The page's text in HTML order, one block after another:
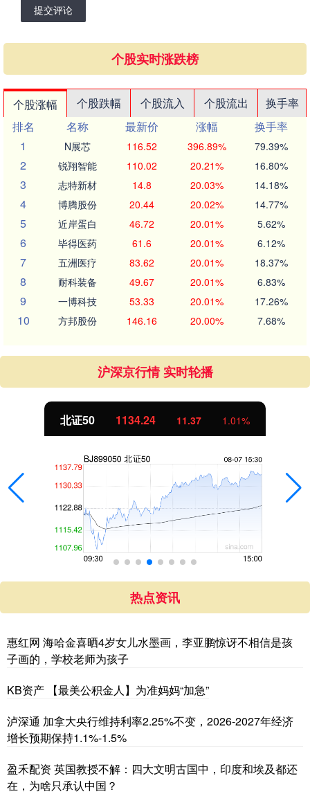
提交评论
个股实时涨跌榜
个股涨幅 个股跌幅 个股流入 个股流出
换手率
排名
名称 最新价 涨幅
换手率
1
N展芯 116.52 396.89% 79.39%
2 锐翔智能 110.02 20.21% 16.80%
3 志特新材 14.8 20.03% 14.18%
4 博腾股份 20.44 20.02% 14.77%
5 近岸蛋白 46.72 20.01% 5.62%
6 毕得医药 61.6 20.01% 6.12%
7 五洲医疗 83.62 20.01% 18.37%
8 耐科装备 49.67 20.01% 6.83%
9 一博科技 53.33 20.01% 17.26%
10 方邦股份 146.16 20.00% 7.68%
沪深京行情 实时轮播
北证50 1134.24 11.37 1.01%
热点资讯
惠红网 海哈金喜晒4岁女儿水墨画，李亚鹏惊讶不相信是孩
子画的，学校老师为孩子
KB资产 【最美公积金人】为准妈妈“加急”
泸深通 加拿大央行维持利率2.25%不变，2026-2027年经济
增长预期保持1.1%-1.5%
盈禾配资 英国教授不解：四大文明古国中，印度和埃及都还
在，为啥只承认中国？